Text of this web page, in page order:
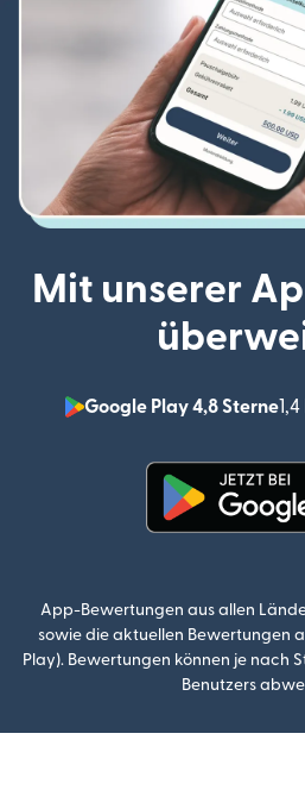
Mit unserer
Google Play 4,8 Sterne
App-Bewertungen aus allen
sowie die aktuellen Bewertungen
Play). Bewertungen können je nach
Benutzers